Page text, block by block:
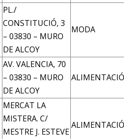
PL./
CONSTITUCIÓ, 3
– 03830 – MURO
DE ALCOY
MODA
AV. VALENCIA, 70
– 03830 – MURO
DE ALCOY
MERCAT LA
MISTERA. C/
MESTRE J. ESTEVE